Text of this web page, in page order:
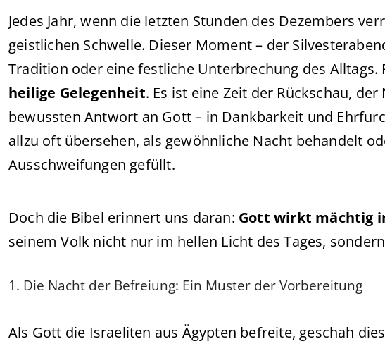
Jedes Jahr, wenn die letzten Stunden des Dezembers
geistlichen Schwelle. Dieser Moment – der
Tradition oder eine festliche Unterbrechung des Alltags.
heilige Gelegenheit. Es ist eine Zeit der Rückschau,
bewussten Antwort an Gott – in Dankbarkeit und
allzu oft übersehen, als gewöhnliche Nacht behandelt
Ausschweifungen gefüllt.
Doch die Bibel erinnert uns daran: Gott wirkt mächtig
seinem Volk nicht nur im hellen Licht des Tages,
1. Die Nacht der Befreiung: Ein Muster der Vorbereitung
Als Gott die Israeliten aus Ägypten befreite, geschah